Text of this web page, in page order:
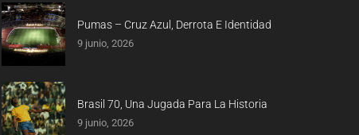
Pumas – Cruz Azul, Derrota E Identidad
9 junio, 2026
Brasil 70, Una Jugada Para La Historia
9 junio, 2026